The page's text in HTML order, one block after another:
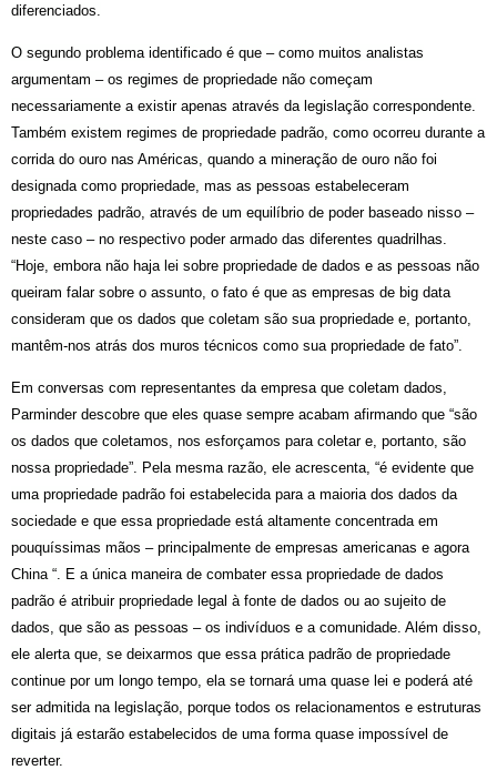
diferenciados.
O segundo problema identificado é que – como muitos analistas
argumentam – os regimes de propriedade não começam
necessariamente a existir apenas através da legislação correspondente.
Também existem regimes de propriedade padrão, como ocorreu durante a
corrida do ouro nas Américas, quando a mineração de ouro não foi
designada como propriedade, mas as pessoas estabeleceram
propriedades padrão, através de um equil íbrio de poder baseado nisso –
neste caso – no respectivo poder armado das diferentes quadrilhas.
“Hoje, embora não haja lei sobre propriedade de dados e as pessoas não
queiram falar sobre o assunto, o fato é que as empresas de big data
consideram que os dados que coletam são sua propriedade e, portanto,
mantêm-nos atrás dos muros técnicos como sua propriedade de fato”.
Em conversas com representantes da empresa que coletam dados,
Parminder descobre que eles quase sempre acabam afirmando que “são
os dados que coletamos, nos esforçamos para coletar e, portanto, são
nossa propriedade”. Pela mesma razão, ele acrescenta, “é evidente que
uma propriedade padrão foi estabelecida para a maioria dos dados da
sociedade e que essa propriedade está altamente concentrada em
pouquíssimas mãos – principalmente de empresas americanas e agora
China “. E a única maneira de combater essa propriedade de dados
padrão é atribuir propriedade legal à fonte de dados ou ao sujeito de
dados, que são as pessoas – os indivíduos e a comunidade. Al ém disso,
ele alerta que, se deixarmos que essa prática padrão de propriedade
continue por um longo tempo, ela se tornará uma quase lei e poderá até
ser admitida na legislação, porque todos os relacionamentos e estruturas
digitais já estarão estabelecidos de uma forma quase impossíve de
reverter.